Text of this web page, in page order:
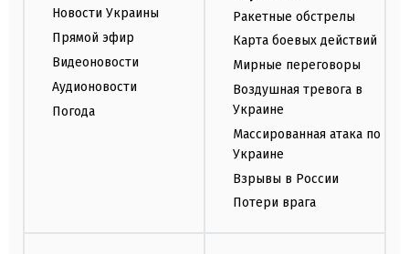
Новости Украины
Прямой эфир
Видеоновости
Аудионовости
Погода
Ракетные обстрелы
Карта боевых действий
Мирные переговоры
Воздушная тревога в
Украине
Массированная атака по
Украине
Взрывы в России
Потери врага